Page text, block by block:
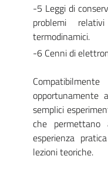
-5 Leggi di
problemi
termodinamici.
-6 Cenni di
opportunamente
semplici
che
esperienza
lezioni teoriche.